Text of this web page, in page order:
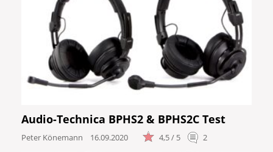
Audio-Technica BPHS2 & BPHS2C Test
Peter Könemann 16.09.2020 4,5 / 5 2